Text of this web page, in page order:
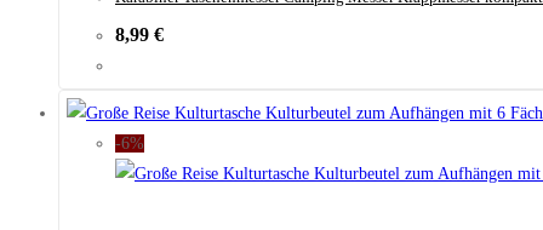
8,99 €
-6%